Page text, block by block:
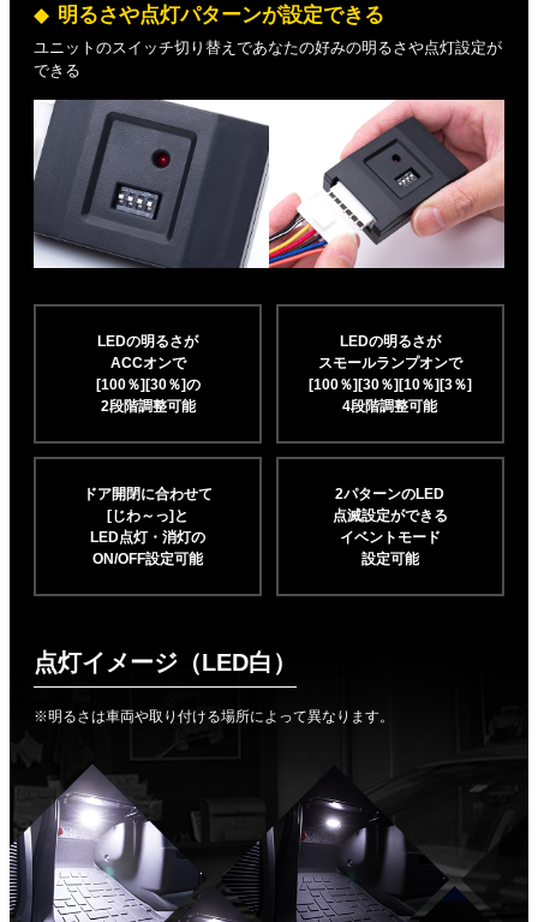
明るさや点灯パターンが設定できる
ユニットのスイッチ切り替えであなたの好みの明るさや点灯設定が
できる
LEDの明るさが
ACCオンで
[100％][30％]の
2段階調整可能
LEDの明るさが
スモールランプオンで
[100％][30％][10％][3％]
4段階調整可能
ドア開閉に合わせて
[じわ～っ]と
LED点灯・消灯の
ON/OFF設定可能
2パターンのLED
点滅設定ができる
イベントモード
設定可能
点灯イメージ（LED白）
※明るさは車両や取り付ける場所によって異なります。